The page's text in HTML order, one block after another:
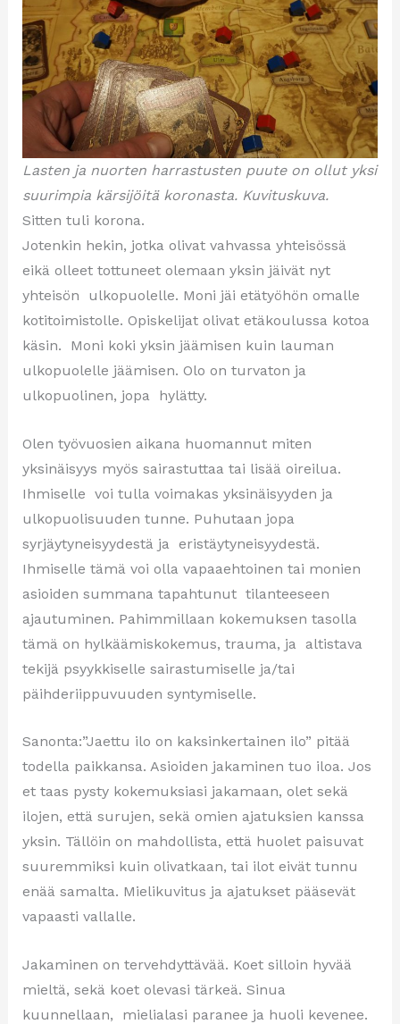
Lasten ja nuorten harrastusten puute on ollut yksi
suurimpia kärsijöitä koronasta. Kuvituskuva.
Sitten tuli korona.
Jotenkin hekin, jotka olivat vahvassa yhteisössä
eikä olleet tottuneet olemaan yksin jäivät nyt
yhteisön ulkopuolelle. Moni jäi etätyöhön omalle
kotitoimistolle. Opiskelijat olivat etäkoulussa kotoa
käsin. Moni koki yksin jäämisen kuin lauman
ulkopuolelle jäämisen. Olo on turvaton ja
ulkopuolinen, jopa hylätty.
Olen työvuosien aikana huomannut miten
yksinäisyys myös sairastuttaa tai lisää oireilua.
Ihmiselle voi tulla voimakas yksinäisyyden ja
ulkopuolisuuden tunne. Puhutaan jopa
syrjäytyneisyydestä ja eristäytyneisyydestä.
Ihmiselle tämä voi olla vapaaehtoinen tai monien
asioiden summana tapahtunut tilanteeseen
ajautuminen. Pahimmillaan kokemuksen tasolla
tämä on hylkäämiskokemus, trauma, ja altistava
tekijä psyykkiselle sairastumiselle ja/tai
päihderiippuvuuden syntymiselle.
Sanonta:”Jaettu ilo on kaksinkertainen ilo” pitää
todella paikkansa. Asioiden jakaminen tuo iloa. Jos
et taas pysty kokemuksiasi jakamaan, olet sekä
ilojen, että surujen, sekä omien ajatuksien kanssa
yksin. Tällöin on mahdollista, että huolet paisuvat
suuremmiksi kuin olivatkaan, tai ilot eivät tunnu
enää samalta. Mielikuvitus ja ajatukset pääsevät
vapaasti vallalle.
Jakaminen on tervehdyttävää. Koet silloin hyvää
mieltä, sekä koet olevasi tärkeä. Sinua
kuunnellaan, mielialasi paranee ja huoli kevenee.